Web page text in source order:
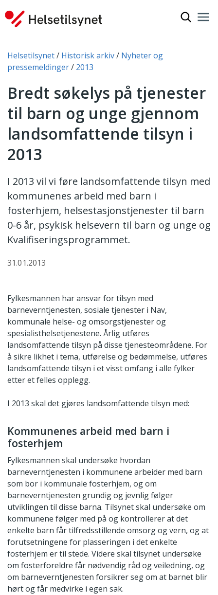
Du er her:
Helsetilsynet Historisk arkiv
Nyheter og
pressemeldinger
2013
Bredt søkelys på tjenester
til barn og unge gjennom
landsomfattende tilsyn i
2013
I 2013 vil vi føre landsomfattende tilsyn med
kommunenes arbeid med barn i
fosterhjem, helsestasjonstjenester til barn
0-6 år, psykisk helsevern til barn og unge og
Kvalifiseringsprogrammet.
31.01.2013
Fylkesmannen har ansvar for tilsyn med
barneverntjenesten, sosiale tjenester i Nav,
kommunale helse- og omsorgstjenester og
spesialisthelsetjenestene. Årlig utføres
landsomfattende tilsyn på disse tjenesteområdene. For
å sikre likhet i tema, utførelse og bedømmelse, utføres
landsomfattende tilsyn i et visst omfang i alle fylker
etter et felles opplegg.
I 2013 skal det gjøres landsomfattende tilsyn med:
Kommunenes arbeid med barn i
fosterhjem
Fylkesmannen skal undersøke hvordan
barneverntjenesten i kommunene arbeider med barn
som bor i kommunale fosterhjem, og om
barneverntjenesten grundig og jevnlig følger
utviklingen til disse barna. Tilsynet skal undersøke om
kommunene følger med på og kontrollerer at det
enkelte barn får tilfredsstillende omsorg og vern, og at
forutsetningene for plasseringen i det enkelte
fosterhjem er til stede. Videre skal tilsynet undersøke
om fosterforeldre får nødvendig råd og veiledning, og
om barneverntjenesten forsikrer seg om at barnet blir
hørt og får medvirke i egen sak.